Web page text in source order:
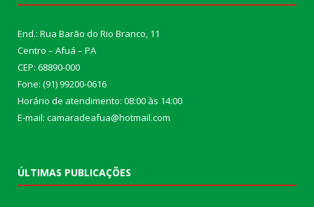
End.: Rua Barão do Rio Branco, 11
Centro – Afuá – PA
CEP: 68890-000
Fone: (91) 99200-0616
Horário de atendimento: 08:00 às 14:00
E-mail: camaradeafua@hotmail.com
ÚLTIMAS PUBLICAÇÕES